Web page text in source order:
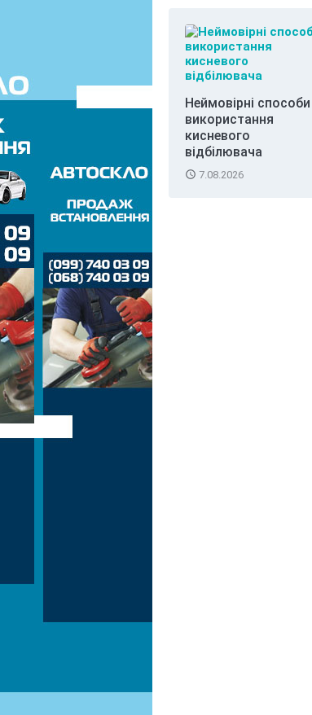
Неймовірні способи
використання
кисневого
відбілювача
access_time 7.08.2026